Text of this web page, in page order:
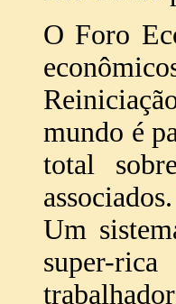
O Foro
mundo é
total
Um
super-